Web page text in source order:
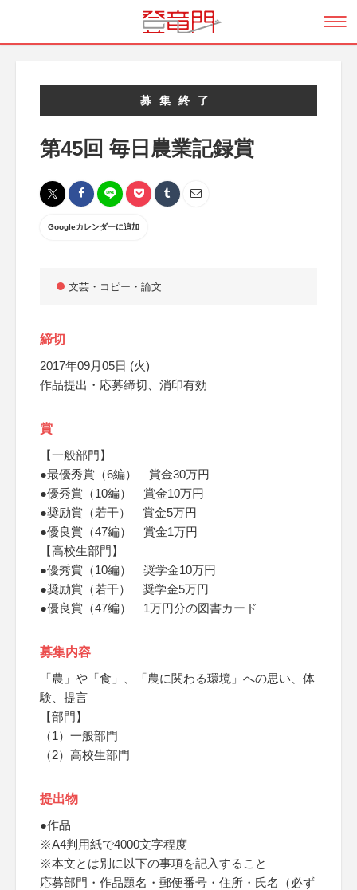
募集終了
第45回 毎日農業記録賞
Googleカレンダーに追加
文芸・コピー・論文
締切
2017年09月05日 (火)
作品提出・応募締切、消印有効
賞
【一般部門】
●最優秀賞（6編） 賞金30万円
●優秀賞（10編） 賞金10万円
●奨励賞（若干） 賞金5万円
●優良賞（47編） 賞金1万円
【高校生部門】
●優秀賞（10編） 奨学金10万円
●奨励賞（若干） 奨学金5万円
●優良賞（47編） 1万円分の図書カード
募集内容
「農」や「食」、「農に関わる環境」への思い、体
験、提言
【部門】
（1）一般部門
（2）高校生部門
提出物
●作品
※A4判用紙で4000文字程度
※本文とは別に以下の事項を記入すること
応募部門・作品題名・郵便番号・住所・氏名（必ず